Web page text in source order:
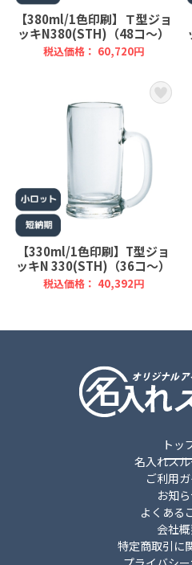
【380ml/1色印刷】Ｔ型ジョ
ッキN380(STH)（48コ～）
税込価格： 60,720円
【330ml/1色印刷】T型ジョ
ッキN 330(STH)（36コ～）
税込価格： 40,392円
トッ
名入れス
ご利用
お知
よくある
会社
特定商取引に